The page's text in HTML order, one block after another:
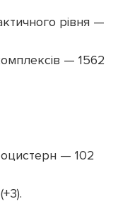
рівня —
— 1562
— 102